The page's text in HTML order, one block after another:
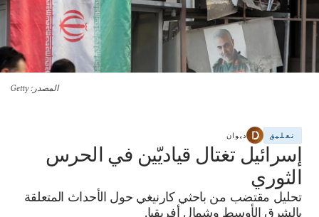
المصدر : Getty
تعليق ديوان
إسرائيل تغتال قياديّين في الحرس
الثوري
تحليل مقتضب من باحثي كارنيغي حول الأحداث المتعلقة
بالشرق الأوسط وشمال أفريقيا.